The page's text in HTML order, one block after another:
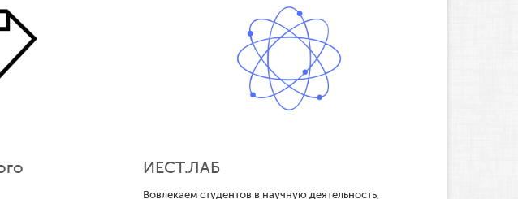
ИЕСТ.ЛАБ
Вовлекаем студентов в научную деятельность,